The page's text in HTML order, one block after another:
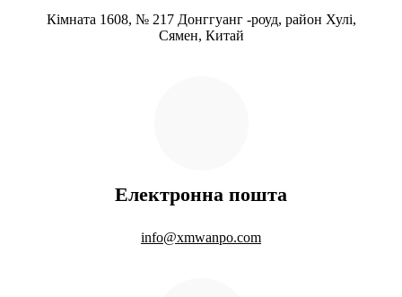
Кімната 1608, № 217 Донггуанг -роуд, район Хулі,
Сямен, Китай
Електронна пошта
info@xmwanpo.com